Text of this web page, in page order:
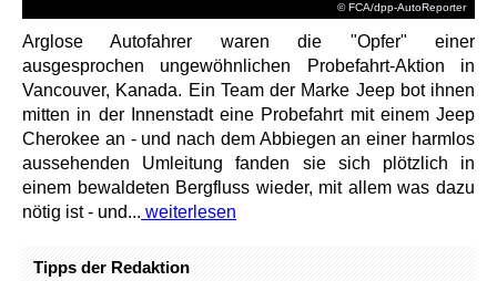
© FCA/dpp-AutoReporter
Arglose Autofahrer waren die "Opfer" einer
ausgesprochen ungewöhnlichen Probefahrt-Aktion in
Vancouver, Kanada. Ein Team der Marke Jeep bot ihnen
mitten in der Innenstadt eine Probefahrt mit einem Jeep
Cherokee an - und nach dem Abbiegen an einer harmlos
aussehenden Umleitung fanden sie sich plötzlich in
einem bewaldeten Bergfluss wieder, mit allem was dazu
nötig ist - und... weiterlesen
Tipps der Redaktion